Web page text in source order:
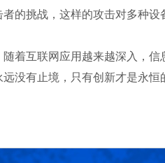
的挑战，这样的攻击对多种设
着互联网应用越来越深入，信
没有止境，只有创新才是永恒